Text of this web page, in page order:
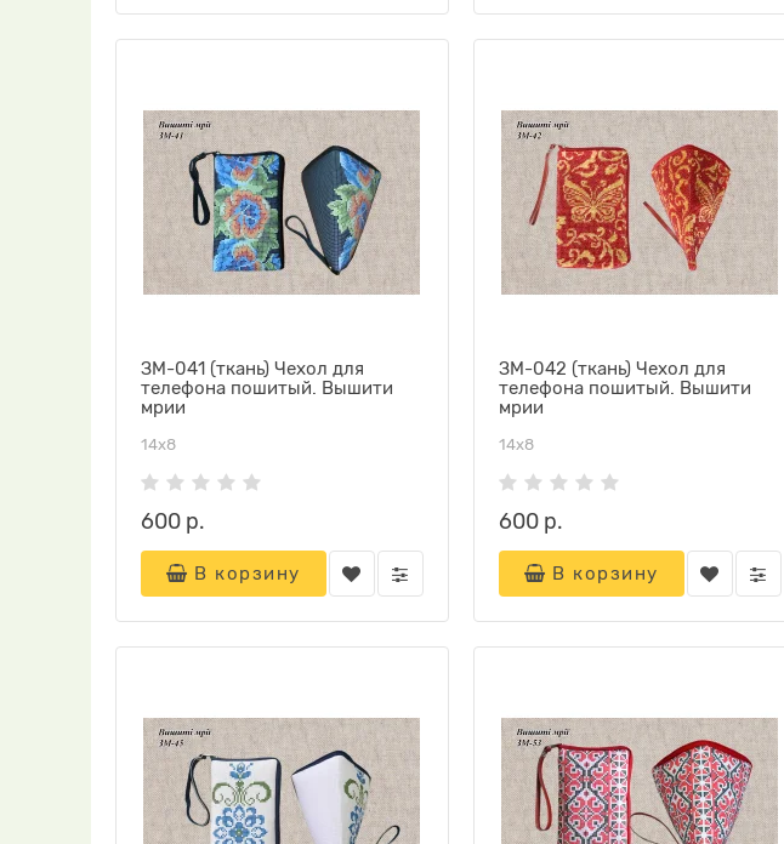
ЗМ-041 (ткань) Чехол для
телефона пошитый. Вышити
мрии
14х8
600 р.
В корзину
ЗМ-042 (ткань) Чехол для
телефона пошитый. Вышити
мрии
14х8
600 р.
В корзину